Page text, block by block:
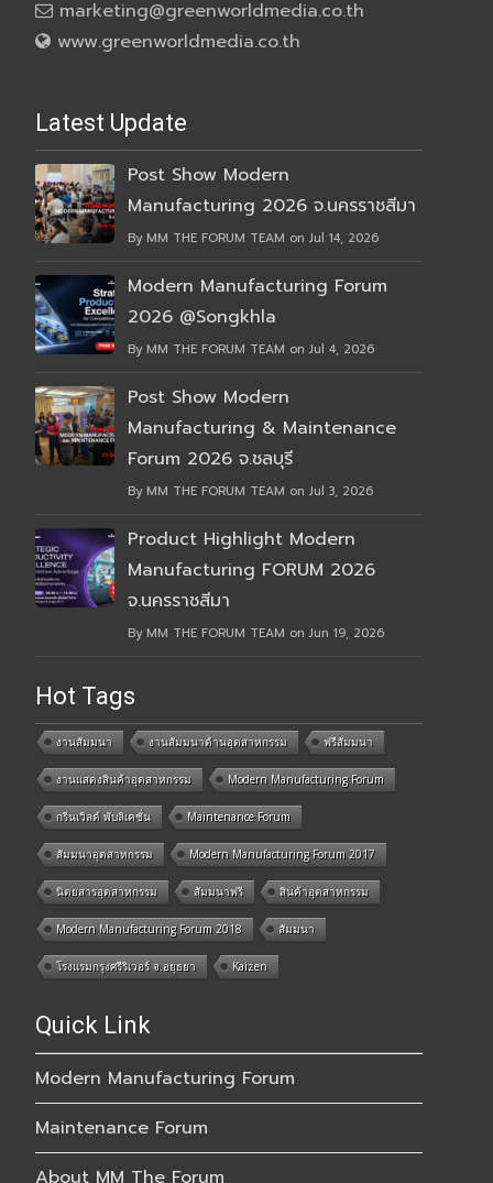
marketing@greenworldmedia.co.th
www.greenworldmedia.co.th
Latest Update
Post Show Modern
Manufacturing 2026 จ.นครราชสีมา
By MM THE FORUM TEAM on Jul 14, 2026
Modern Manufacturing Forum
2026 @Songkhla
By MM THE FORUM TEAM on Jul 4, 2026
Post Show Modern
Manufacturing & Maintenance
Forum 2026 จ.ชลบุรี
By MM THE FORUM TEAM on Jul 3, 2026
Product Highlight Modern
Manufacturing FORUM 2026
จ.นครราชสีมา
By MM THE FORUM TEAM on Jun 19, 2026
Hot Tags
งานสัมมนา งานสัมมนาด้านอุตสาหกรรม ฟรีสัมมนา
งานแสดงสินค้าอุตสาหกรรม Modern Manufacturing Forum
กรีนเวิลด์ พับลิเคชั่น Maintenance Forum
สัมมนาอุตสาหกรรม Modern Manufacturing Forum 2017
นิตยสารอุตสาหกรรม สัมมนาฟรี สินค้าอุตสาหกรรม
Modern Manufacturing Forum 2018 สัมมนา
โรงแรมกรุงศรีริเวอร์ จ.อยุธยา Kaizen
Quick Link
Modern Manufacturing Forum
Maintenance Forum